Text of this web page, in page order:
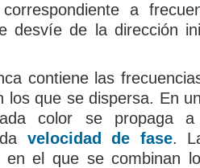
a
desvíe de la dirección
contiene las
los que se dispersa. En
color se propaga a
velocidad de fase.
en el que se combinan